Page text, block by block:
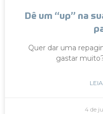
Dê um “up” na
Quer dar uma
gastar
4 de